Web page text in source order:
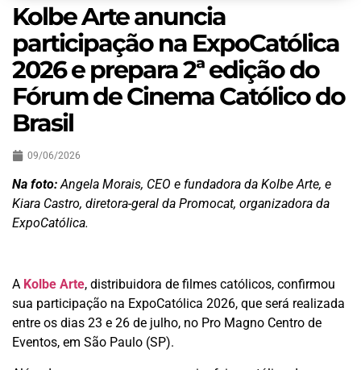
Kolbe Arte anuncia
participação na ExpoCatólica
2026 e prepara 2ª edição do
Fórum de Cinema Católico do
Brasil
09/06/2026
Na foto: Angela Morais, CEO e fundadora da Kolbe Arte, e
Kiara Castro, diretora-geral da Promocat, organizadora da
ExpoCatólica.
A Kolbe Arte, distribuidora de filmes católicos, confirmou
sua participação na ExpoCatólica 2026, que será realizada
entre os dias 23 e 26 de julho, no Pro Magno Centro de
Eventos, em São Paulo (SP).